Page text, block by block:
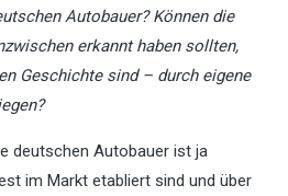
Autobauer? Können die
erkannt haben sollten,
Geschichte sind – durch eigene
deutschen Autobauer ist ja
im Markt etabliert sind und über